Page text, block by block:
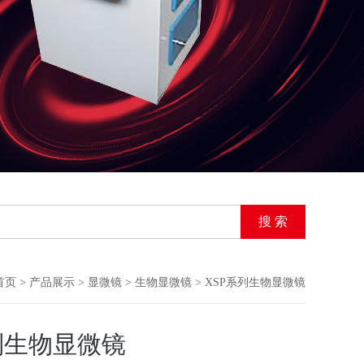
页 > 产品展示 > 显微镜 > 生物显微镜 > XSP系列生物显微镜
物显微镜